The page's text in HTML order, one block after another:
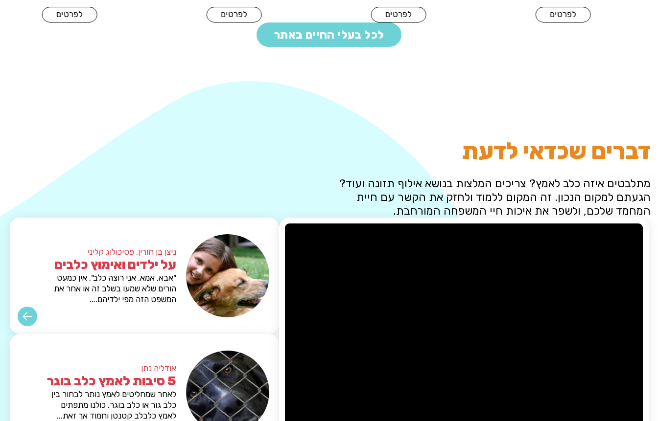
לפרטים לפרטים לפרטים לפרטים
לכל בעלי החיים באתר
דברים שכדאי לדעת
מתלבטים איזה כלב לאמץ? צריכים המלצות בנושא אילוף תזונה ועוד?
הגעתם למקום הנכון. זה המקום ללמוד ולחזק את הקשר עם חיית
המחמד שלכם, ולשפר את איכות חיי המשפחה המורחבת.
ניצן בן חורין, פסיכולוג קליני
על ילדים ואימוץ כלבים
"אבא, אמא, אני רוצה כלב". אין כמעט
הורים שלא שמעו בשלב זה או אחר את
המשפט הזה מפי ילדיהם....
אודליה נתן
5 סיבות לאמץ כלב בוגר
לאחר שמחליטים לאמץ נותר לבחור בין
כלב גור או כלב בוגר. כולנו מתפתים
לאמץ כלבלב קטנטן וחמוד אך זאת...